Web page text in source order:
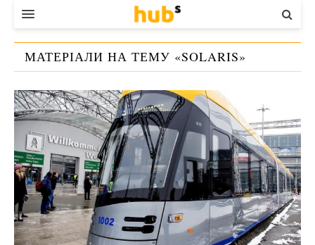
ВЛАДА
ЕКОНОМІКА
БІЗНЕС
СТАРТЕР
КОНТАКТИ
МАТЕРІАЛИ НА ТЕМУ «SOLARIS»